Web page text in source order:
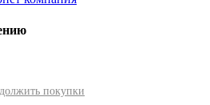
покупки